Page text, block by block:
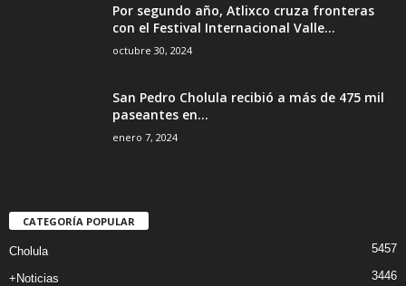
Por segundo año, Atlixco cruza fronteras
con el Festival Internacional Valle...
octubre 30, 2024
San Pedro Cholula recibió a más de 475 mil
paseantes en...
enero 7, 2024
CATEGORÍA POPULAR
Cholula 5457
+Noticias 3446